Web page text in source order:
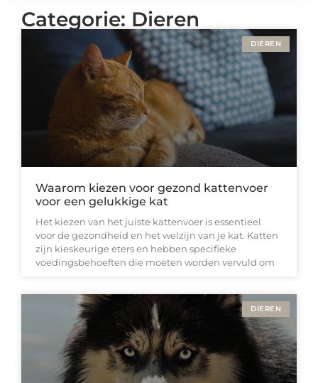
Categorie: Dieren
DIEREN
Waarom kiezen voor gezond kattenvoer
voor een gelukkige kat
Het kiezen van het juiste kattenvoer is essentieel
voor de gezondheid en het welzijn van je kat. Katten
zijn kieskeurige eters en hebben specifieke
voedingsbehoeften die moeten worden vervuld om
DIEREN